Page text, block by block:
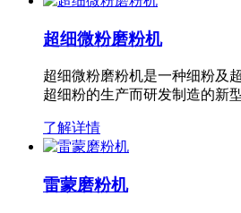
超细微粉磨粉机
超细微粉磨粉机是一种细粉及
超细粉的生产而研发制造的新
了解详情
雷蒙磨粉机